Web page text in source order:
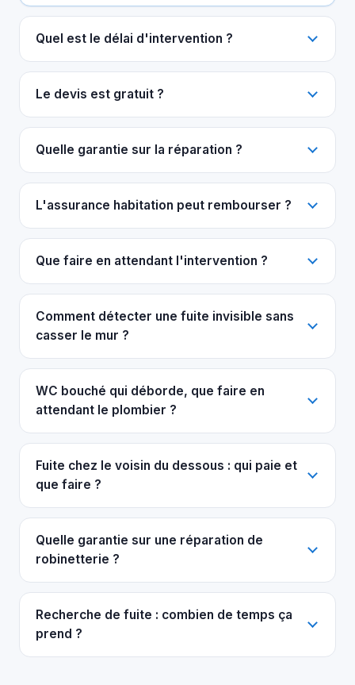
Quel est le délai d'intervention ?
Le devis est gratuit ?
Quelle garantie sur la réparation ?
L'assurance habitation peut rembourser ?
Que faire en attendant l'intervention ?
Comment détecter une fuite invisible sans
casser le mur ?
WC bouché qui déborde, que faire en
attendant le plombier ?
Fuite chez le voisin du dessous : qui paie et
que faire ?
Quelle garantie sur une réparation de
robinetterie ?
Recherche de fuite : combien de temps ça
prend ?